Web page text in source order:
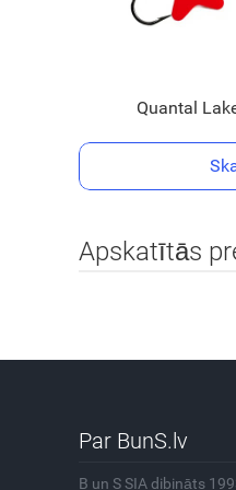
Quantal
Apskatītās
Par BunS.lv
B un S SIA dibināts